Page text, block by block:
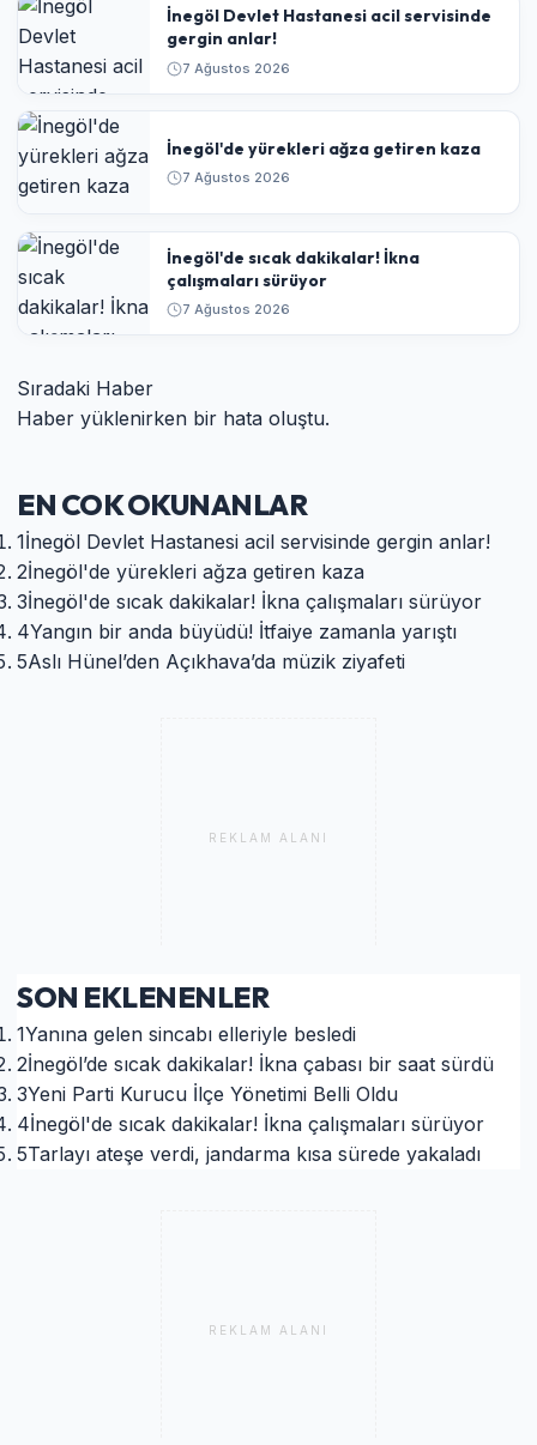
İnegöl Devlet Hastanesi acil servisinde
gergin anlar!
7 Ağustos 2026
İnegöl'de yürekleri ağza getiren kaza
7 Ağustos 2026
İnegöl'de sıcak dakikalar! İkna
çalışmaları sürüyor
7 Ağustos 2026
Sıradaki Haber
Haber yüklenirken bir hata oluştu.
EN COK OKUNANLAR
1İnegöl Devlet Hastanesi acil servisinde gergin anlar!
2İnegöl'de yürekleri ağza getiren kaza
3İnegöl'de sıcak dakikalar! İkna çalışmaları sürüyor
4Yangın bir anda büyüdü! İtfaiye zamanla yarıştı
5Aslı Hünel’den Açıkhava’da müzik ziyafeti
REKLAM ALANI
SON EKLENENLER
1Yanına gelen sincabı elleriyle besledi
2İnegöl’de sıcak dakikalar! İkna çabası bir saat sürdü
3Yeni Parti Kurucu İlçe Yönetimi Belli Oldu
4İnegöl'de sıcak dakikalar! İkna çalışmaları sürüyor
5Tarlayı ateşe verdi, jandarma kısa sürede yakaladı
REKLAM ALANI